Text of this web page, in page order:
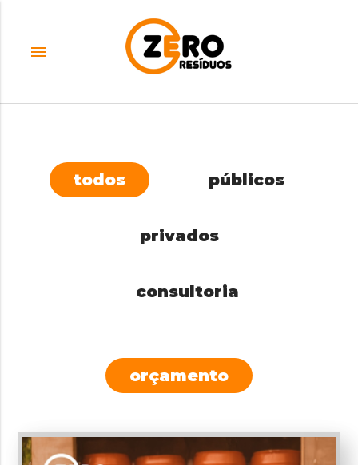
menu
todos públicos
privados
consultoria
orçamento